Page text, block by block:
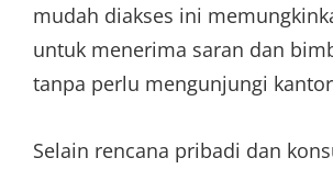
mudah diakses ini
untuk menerima saran dan
tanpa perlu mengunjungi
Selain rencana pribadi dan